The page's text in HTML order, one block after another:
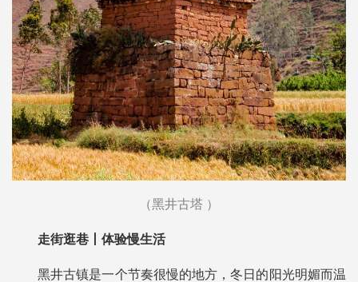
（黑井古塔 ）
走街逛巷丨体验慢生活
黑井古镇是一个节奏很慢的地方，冬日的阳光明媚而温